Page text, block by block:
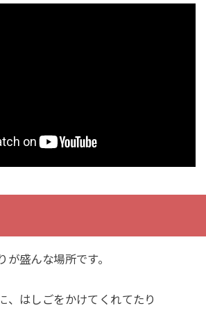
盛んな場所です。
、はしごをかけてくれてたり